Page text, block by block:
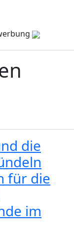
die
für die
im